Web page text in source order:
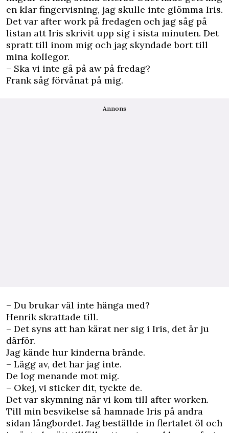
en klar fingervisning, jag skulle inte glömma Iris.
Det var after work på fredagen och jag såg på
listan att Iris skrivit upp sig i sista minuten. Det
spratt till inom mig och jag skyndade bort till
mina kollegor.
– Ska vi inte gå på aw på fredag?
Frank såg förvånat på mig.
Annons
– Du brukar väl inte hänga med?
Henrik skrattade till.
– Det syns att han kärat ner sig i Iris, det är ju
därför.
Jag kände hur kinderna brände.
– Lägg av, det har jag inte.
De log menande mot mig.
– Okej, vi sticker dit, tyckte de.
Det var skymning när vi kom till after worken.
Till min besvikelse så hamnade Iris på andra
sidan långbordet. Jag beställde in flertalet öl och